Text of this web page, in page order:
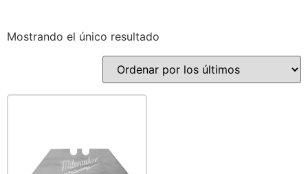
Mostrando el único resultado